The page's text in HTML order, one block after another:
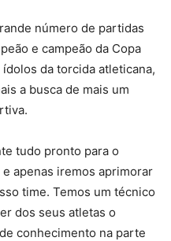
número de partidas
e campeão da Copa
da torcida atleticana,
a busca de mais um
tudo pronto para o
apenas iremos aprimorar
time. Temos um técnico
dos seus atletas o
conhecimento na parte